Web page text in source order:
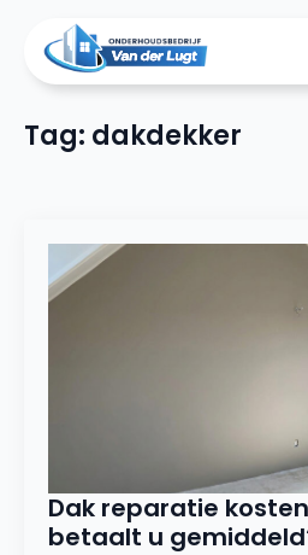
Tag: dakdekker
Dak reparatie
betaalt u